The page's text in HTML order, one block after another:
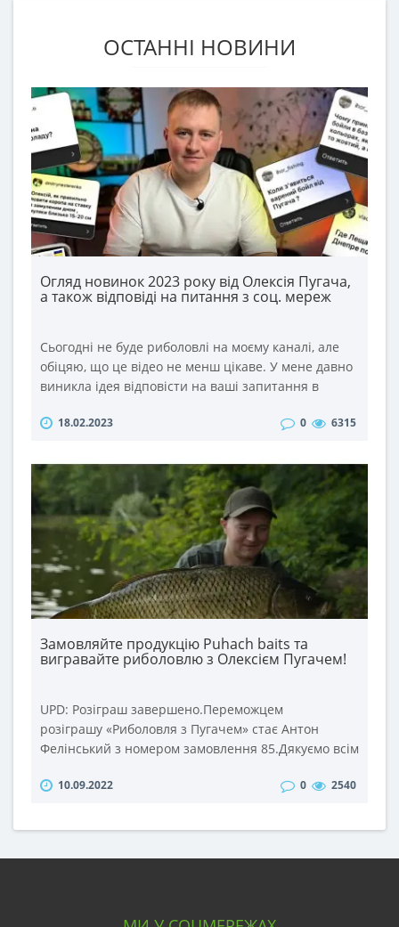
ОСТАННІ НОВИНИ
Огляд новинок 2023 року від Олексія Пугача,
а також відповіді на питання з соц. мереж
Сьогодні не буде риболовлі на моєму каналі, але
обіцяю, що це відео не менш цікаве. У мене давно
виникла ідея відповісти на ваші запитання в
дуже багато під кожним відео та в соц. мережах.
відео. ..
18.02.2023 0 6315
Замовляйте продукцію Puhach baits та
вигравайте риболовлю з Олексієм Пугачем!
UPD: Розіграш завершено.Переможцем
розіграшу «Риболовля з Пугачем» стає Антон
Фелінський з номером замовлення 85.Дякуємо всім
Правила участі в розіграші: 1. Зробіть замовлення
грн. з 4 до 18 вересня 2022 року. 2. При
10.09.2022 0 2540